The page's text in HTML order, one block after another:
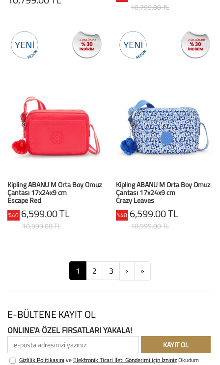
10,799.00 TL
Kipling ABANU M Orta Boy Omuz
Çantası 17x24x9 cm
Escape Red
%40 6,599.00 TL
10,999.00 TL
Kipling ABANU M Orta Boy Omuz
Çantası 17x24x9 cm
Crazy Leaves
%40 6,599.00 TL
10,999.00 TL
1 2 3 ›Next»
E-BÜLTENE KAYIT OL
ONLINE'A ÖZEL FIRSATLARI YAKALA!
e-posta adresinizi yazınız
KAYIT OL
Gizlilik Politikasını ve Elektronik Ticari İleti Gönderimi için İzninizOkudum